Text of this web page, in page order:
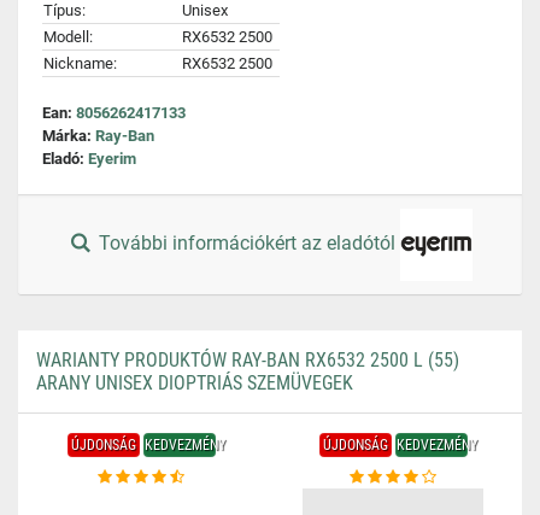
Típus:
Unisex
Modell:
RX6532 2500
Nickname:
RX6532 2500
Ean: 8056262417133
Márka: Ray-Ban
Eladó: Eyerim
További információkért az eladótól
WARIANTY PRODUKTÓW RAY-BAN RX6532 2500 L (55)
ARANY UNISEX DIOPTRIÁS SZEMÜVEGEK
ÚJDONSÁG KEDVEZMÉNY ÚJDONSÁG KEDVEZMÉNY